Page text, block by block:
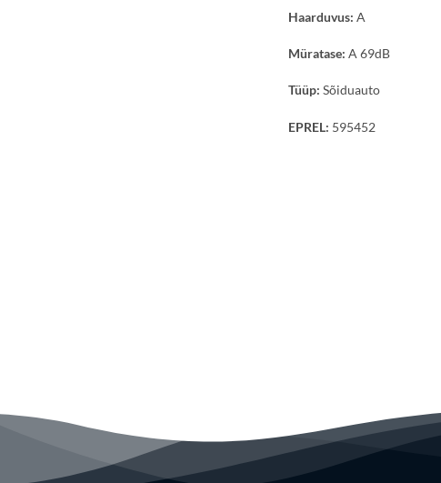
Haarduvus: A
Müratase: A 69dB
Tüüp: Sõiduauto
EPREL: 595452